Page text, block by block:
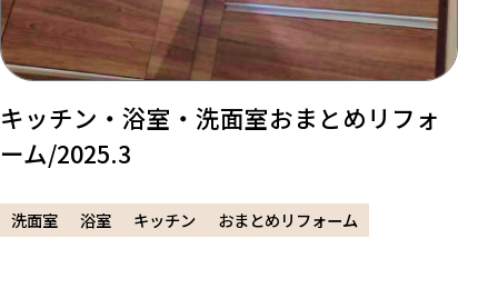
キッチン・浴室・洗面室おまとめリフォ
ーム/2025.3
洗面室 浴室 キッチン おまとめリフォーム